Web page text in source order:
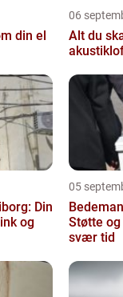
din el
06
Alt du
Din
og
05
Støtte
svær tid